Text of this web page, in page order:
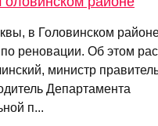
в Головинском
реновации. Об этом
министр
Департамента
п...